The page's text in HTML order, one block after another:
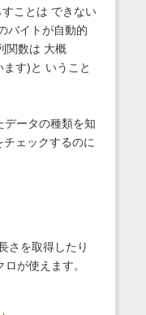
ことは できない
バイトが自動的
関数は 大概
ます)と いうこと
データの種類を知
ェックするのに
さを取得したり
が使えます。